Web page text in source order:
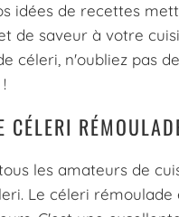
idées de recettes
de saveur à votre
céleri, n'oubliez pas
!
CÉLERI
les amateurs de
Le céleri